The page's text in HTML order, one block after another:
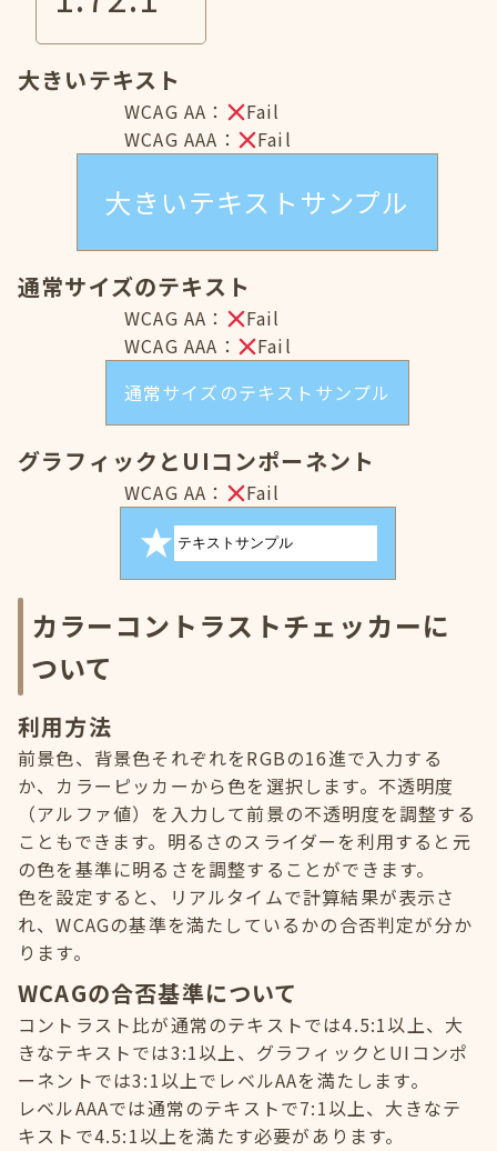
大きいテキスト
WCAG AA：
Fail
WCAG AAA：
Fail
大きいテキストサンプル
通常サイズのテキスト
WCAG AA：
Fail
WCAG AAA：
Fail
通常サイズのテキストサンプル
グラフィックとUIコンポーネント
WCAG AA： Fail
カラーコントラストチェッカーに
ついて
利用方法
前景色、背景色それぞれをRGBの16進で入力する
か、カラーピッカーから色を選択します。不透明度
（アルファ値）を入力して前景の不透明度を調整する
こともできます。明るさのスライダーを利用すると元
の色を基準に明るさを調整することができます。
色を設定すると、リアルタイムで計算結果が表示さ
れ、WCAGの基準を満たしているかの合否判定が分か
ります。
WCAGの合否基準について
コントラスト比が通常のテキストでは4.5:1以上、大
きなテキストでは3:1以上、グラフィックとUIコンポ
ーネントでは3:1以上でレベルAAを満たします。
レベルAAAでは通常のテキストで7:1以上、大きなテ
キストで4.5:1以上を満たす必要があります。